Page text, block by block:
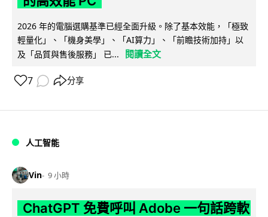
2026 年的電腦選購基準已經全面升級。除了基本效能，「極致
輕量化」、「機身美學」、「AI算力」、「前瞻技術加持」以
及「品質與售後服務」 已...
閱讀全文
7 分享
人工智能
Vin 9 小時
ChatGPT 免費呼叫 Adobe 一句話跨軟